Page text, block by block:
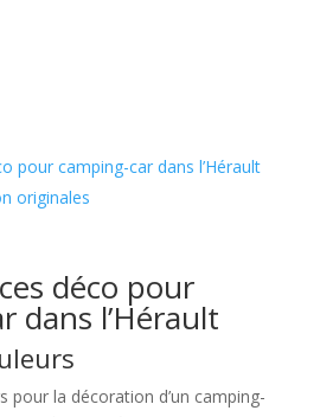
pour camping-car dans l’Hérault
originales
déco pour
dans l’Hérault
pour la décoration d’un camping-